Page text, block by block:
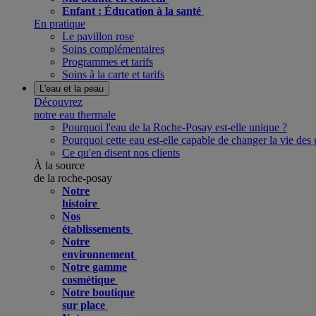
Enfant : Éducation à la santé
En pratique
Le pavillon rose
Soins complémentaires
Programmes et tarifs
Soins à la carte et tarifs
L'eau et la peau
Découvrez
notre eau thermale
Pourquoi l'eau de la Roche-Posay est-elle unique ?
Pourquoi cette eau est-elle capable de changer la vie des
Ce qu'en disent nos clients
À la source
de la roche-posay
Notre
histoire
Nos
établissements
Notre
environnement
Notre gamme
cosmétique
Notre boutique
sur place